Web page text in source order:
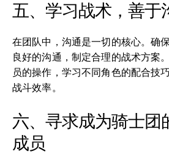
五、学习战术，善于
在团队中，沟通是一切的核心。确
良好的沟通，制定合理的战术方案
员的操作，学习不同角色的配合技
战斗效率。
六、寻求成为骑士团
成员